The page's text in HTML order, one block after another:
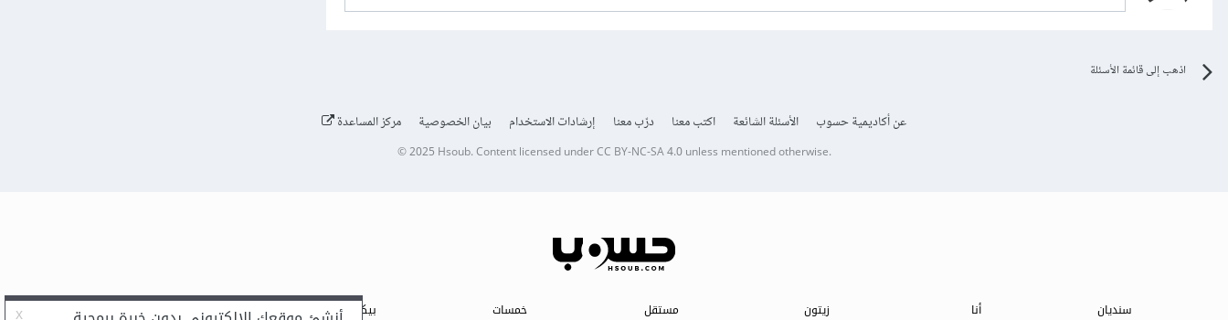
اذهب إلى قائمة الأسئلة
عن أكاديمية حسوب الأسئلة الشائعة اكتب معنا درّب معنا إرشادات الاستخدام بيان الخصوصية مركز المساعدة
© 2025 Hsoub.Content licensed underCC BY-NC-SA 4.0unless mentioned otherwise.